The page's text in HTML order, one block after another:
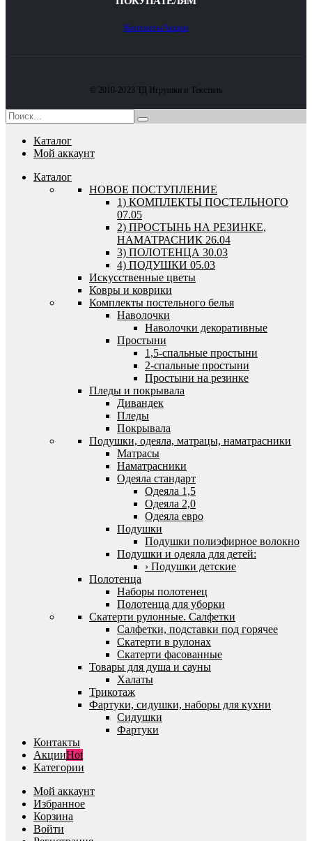
КонтактыАкции
© 2010-2023 ТД Игрушки и Текстиль
Каталог
Мой аккаунт
Каталог
HОВОЕ ПОСТУПЛЕНИЕ
1) КОМПЛЕКТЫ ПОСТЕЛЬНОГО
07.05
2) ПРОСТЫНЬ НА РЕЗИНКЕ,
НАМАТРАСНИК 26.04
3) ПОЛОТЕНЦА 30.03
4) ПОДУШКИ 05.03
Искусственные цветы
Ковры и коврики
Комплекты постельного белья
Наволочки
Наволочки декоративные
Простыни
1,5-спальные простыни
2-спальные простыни
Простыни на резинке
Пледы и покрывала
Дивандек
Пледы
Покрывала
Подушки, одеяла, матрацы, наматрасники
Матрасы
Наматрасники
Одеяла стандарт
Одеяла 1,5
Одеяла 2,0
Одеяла евро
Подушки
Подушки полиэфирное волокно
Подушки и одеяла для детей:
› Подушки детские
Полотенца
Наборы полотенец
Полотенца для уборки
Скатерти рулонные. Салфетки
Салфетки, подставки под горячее
Скатерти в рулонах
Скатерти фасованные
Товары для душа и сауны
Халаты
Трикотаж
Фартуки, сидушки, наборы для кухни
Сидушки
Фартуки
Контакты
АкцииHot
Категории
Мой аккаунт
Избранное
Корзина
Войти